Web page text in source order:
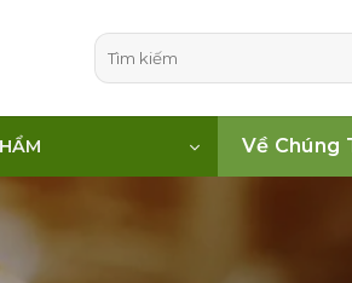
Tìm
kiếm:
Về Chúng